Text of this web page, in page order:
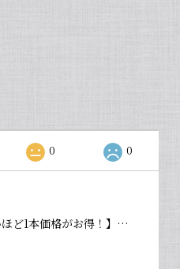
0 0
【本数多いほど1本価格がお得！】【タヒチ種・通常グレード 13cm・バニラビーンズ・20本】